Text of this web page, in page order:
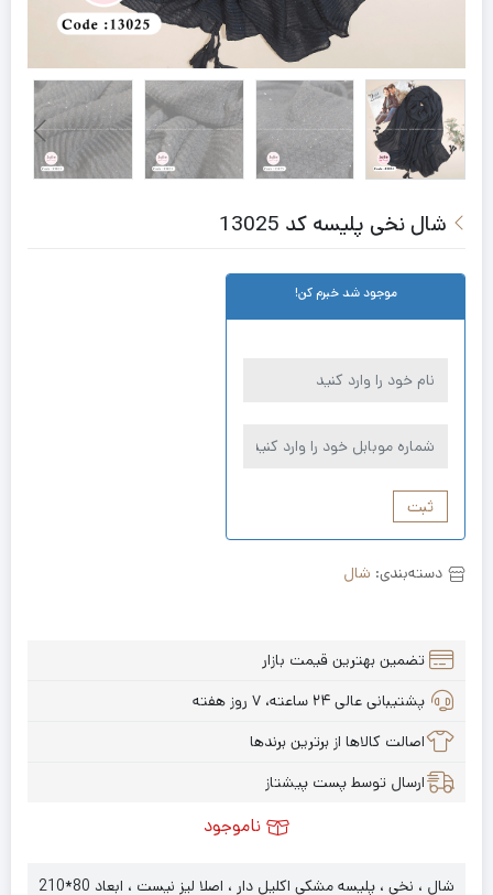
شال نخی پلیسه کد 13025
موجود شد خبرم کن!
ثبت
دسته‌بندی: شال
تضمین بهترین قیمت بازار
پشتیبانی عالی ۲۴ ساعته، ۷ روز هفته
اصالت کالاها از برترین برندها
ارسال توسط پست پیشتاز
ناموجود
شال ، نخی ، پلیسه مشکی اکلیل دار ، اصلا لیز نیست ، ابعاد 80*210